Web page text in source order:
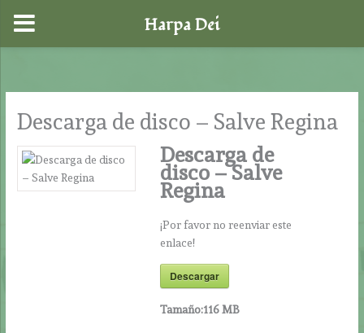
contenido
Descarga de disco – Salve Regina
Descarga de
disco – Salve
Regina
¡Por favor no reenviar este
enlace!
Descargar
Tamaño:116 MB
Harpa Dei